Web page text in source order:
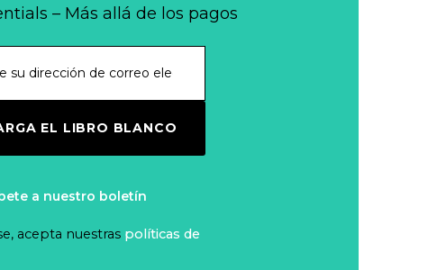
E.U.A.: Visa y
demanda
colectiva sobre
cajeros
automáticos
Leer más...
Mi banco en mi
Garantizar una
– Más allá de los pagos
EL LIBRO BLANCO
a nuestro boletín
acepta nuestras políticas de